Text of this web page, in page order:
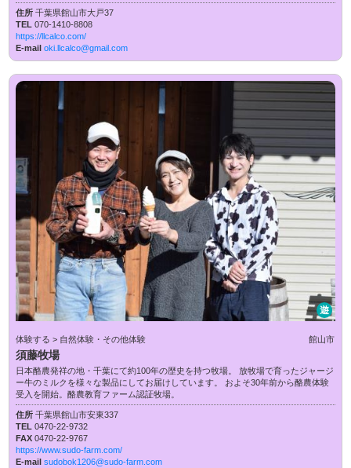
住所千葉県館山市大戸37
TEL070-1410-8808
https://llcalco.com/
E-mailoki.llcalco@gmail.com
遊
体験する > 自然体験・その他体験 館山市
須藤牧場
日本酪農発祥の地・千葉にて約100年の歴史を持つ牧場。 放牧場で育ったジャージ
ー牛のミルクを様々な製品にしてお届けしています。 およそ30年前から酪農体験
受入を開始。酪農教育ファーム認証牧場。
住所千葉県館山市安東337
TEL0470-22-9732
FAX0470-22-9767
https://www.sudo-farm.com/
E-mailsudobok1206@sudo-farm.com